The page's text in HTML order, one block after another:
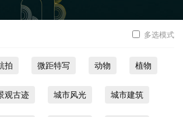
多选模式
拍 微距特写 动物 植物
观古迹 城市风光 城市建筑